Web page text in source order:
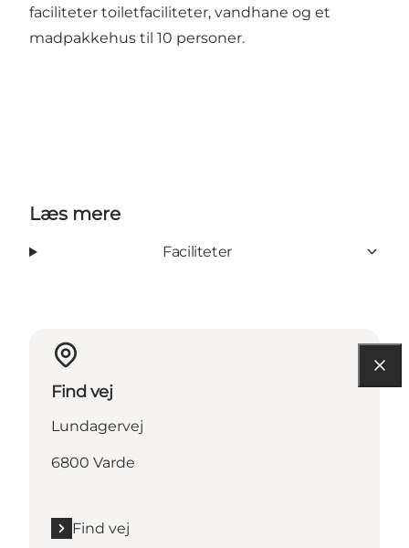
faciliteter toiletfaciliteter, vandhane og et
madpakkehus til 10 personer.
Læs mere
Faciliteter
Find vej
Lundagervej
6800 Varde
Find vej